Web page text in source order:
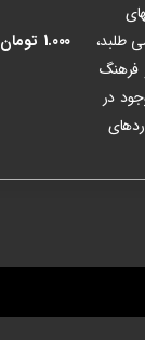
طلبد،
فرهنگ
در
1.000 تومان